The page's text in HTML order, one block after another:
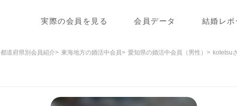
実際の会員を見る 会員データ 結婚レポ
都道府県別会員紹介 東海地方の婚活中会員 愛知県の婚活中会員（男性） kotetsu